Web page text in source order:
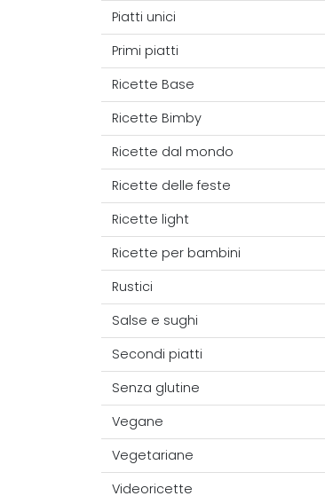
Piatti unici
Primi piatti
Ricette Base
Ricette Bimby
Ricette dal mondo
Ricette delle feste
Ricette light
Ricette per bambini
Rustici
Salse e sughi
Secondi piatti
Senza glutine
Vegane
Vegetariane
Videoricette